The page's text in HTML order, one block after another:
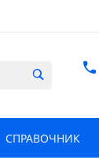
СПРАВОЧНИК